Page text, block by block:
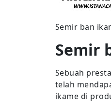
Semir ban
Semir
Sebuah
telah
ikame di